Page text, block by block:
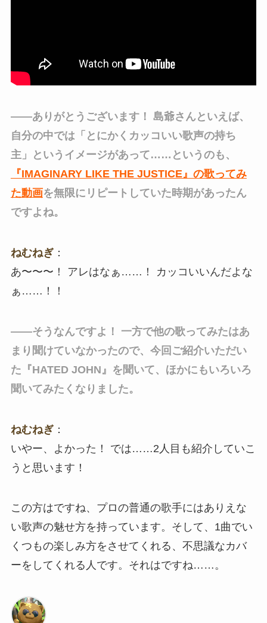
――ありがとうございます！ 島爺さんといえば、
自分の中では「とにかくカッコいい歌声の持ち
主」というイメージがあって……というのも、
『IMAGINARY LIKE THE JUSTICE』の歌ってみ
た動画を無限にリピートしていた時期があったん
ですよね。
ねむねぎ：
あ〜〜〜！ アレはなぁ……！ カッコいいんだよな
ぁ……！！
――そうなんですよ！ 一方で他の歌ってみたはあ
まり聞けていなかったので、今回ご紹介いただい
た『HATED JOHN』を聞いて、ほかにもいろいろ
聞いてみたくなりました。
ねむねぎ：
いやー、よかった！ では……2人目も紹介していこ
うと思います！
この方はですね、プロの普通の歌手にはありえな
い歌声の魅せ方を持っています。そして、1曲でい
くつもの楽しみ方をさせてくれる、不思議なカバ
ーをしてくれる人です。それはですね……。